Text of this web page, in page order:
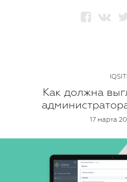
Как должна
17 марта